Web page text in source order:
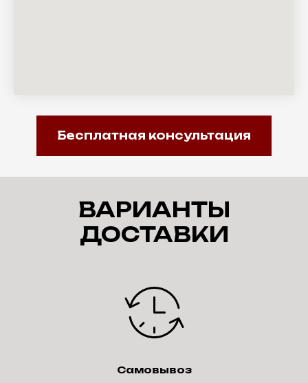
Бесплатная консультация
ВАРИАНТЫ
ДОСТАВКИ
Самовывоз